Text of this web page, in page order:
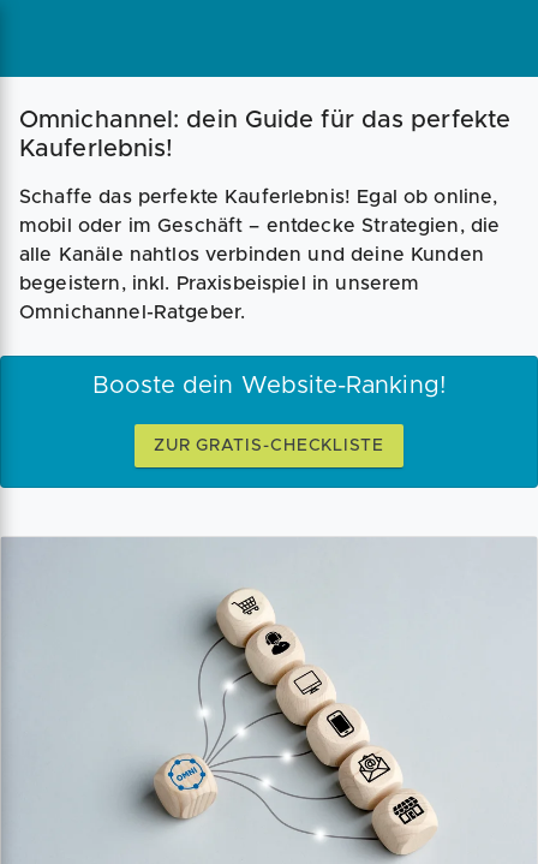
Omnichannel: dein Guide für das perfekte
Kauferlebnis!
Schaffe das perfekte Kauferlebnis! Egal ob online,
mobil oder im Geschäft – entdecke Strategien, die
alle Kanäle nahtlos verbinden und deine Kunden
begeistern, inkl. Praxisbeispiel in unserem
Omnichannel-Ratgeber.
Booste dein Website-Ranking!
ZUR GRATIS-CHECKLISTE